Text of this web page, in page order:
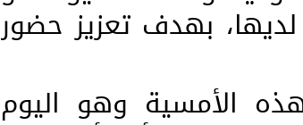
بهدف تعزيز حضور
الأمسية وهو اليوم